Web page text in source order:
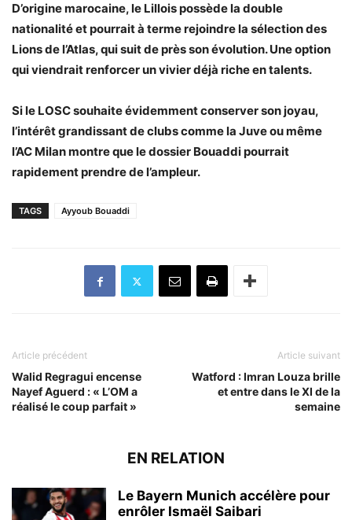
D’origine marocaine, le Lillois possède la double
nationalité et pourrait à terme rejoindre la sélection des
Lions de l’Atlas, qui suit de près son évolution. Une option
qui viendrait renforcer un vivier déjà riche en talents.
Si le LOSC souhaite évidemment conserver son joyau,
l’intérêt grandissant de clubs comme la Juve ou même
l’AC Milan montre que le dossier Bouaddi pourrait
rapidement prendre de l’ampleur.
TAGS Ayyoub Bouaddi
Article précédent
Walid Regragui encense
Nayef Aguerd : « L’OM a
réalisé le coup parfait »
Article suivant
Watford : Imran Louza brille
et entre dans le XI de la
semaine
EN RELATION
Le Bayern Munich accélère pour
enrôler Ismaël Saibari